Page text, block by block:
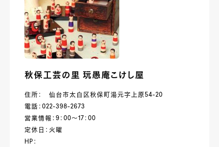
秋保工芸の里 玩愚庵こけし屋
住所： 仙台市太白区秋保町湯元字上原54-20
電話：022-398-2673
営業情報：9：00～17：00
定休日：火曜
HP：